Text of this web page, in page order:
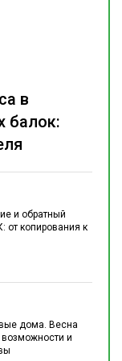
и обратный
от копирования к
дома. Весна
и
в
балок: